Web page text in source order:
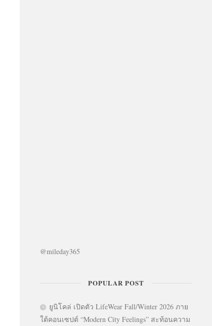
@mileday365
POPULAR POST
ยูนิโคล่ เปิดตัว LifeWear Fall/Winter 2026 ภาย
ใต้คอนเซปต์ “Modern City Feelings” สะท้อนความ